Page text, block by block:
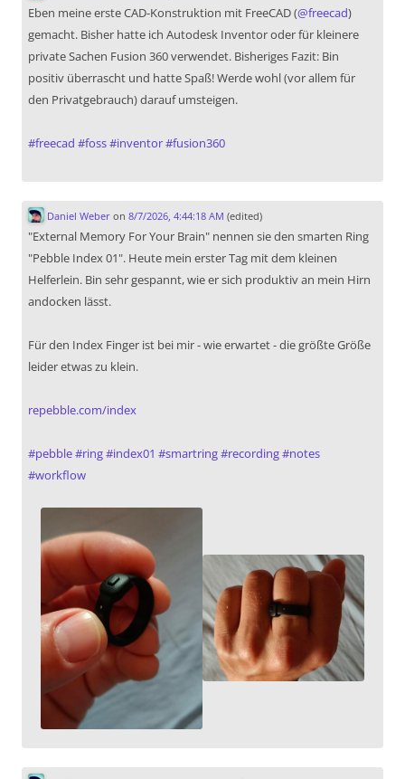
Eben meine erste CAD-Konstruktion mit FreeCAD (@freecad)
gemacht. Bisher hatte ich Autodesk Inventor oder für kleinere
private Sachen Fusion 360 verwendet. Bisheriges Fazit: Bin
positiv überrascht und hatte Spaß! Werde wohl (vor allem für
den Privatgebrauch) darauf umsteigen.
#freecad #foss#inventor#fusion360
Daniel Weberon 8/7/2026, 4:44:18 AM (edited)
"External Memory For Your Brain" nennen sie den smarten Ring
"Pebble Index 01". Heute mein erster Tag mit dem kleinen
Helferlein. Bin sehr gespannt, wie er sich produktiv an mein Hirn
andocken lässt.
Für den Index Finger ist bei mir - wie erwartet - die größte Größe
leider etwas zu klein.
repebble.com/index
#pebble#ring#index01 #smartring#recording#notes
#workflow